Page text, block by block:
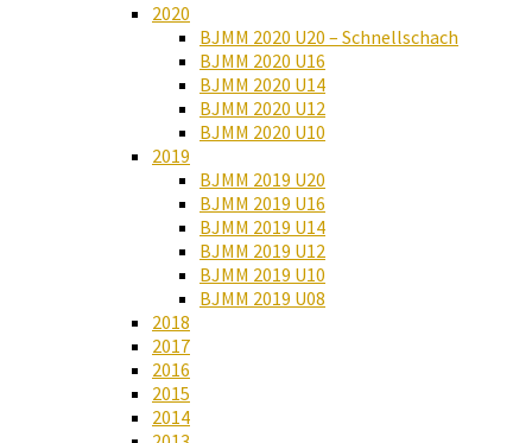
2020
BJMM 2020 U20 – Schnellschach
BJMM 2020 U16
BJMM 2020 U14
BJMM 2020 U12
BJMM 2020 U10
2019
BJMM 2019 U20
BJMM 2019 U16
BJMM 2019 U14
BJMM 2019 U12
BJMM 2019 U10
BJMM 2019 U08
2018
2017
2016
2015
2014